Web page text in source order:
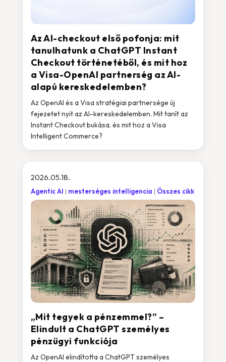
Az AI-checkout első pofonja: mit
tanulhatunk a ChatGPT Instant
Checkout történetéből, és mit hoz
a Visa-OpenAI partnerség az AI-
alapú kereskedelemben?
Az OpenAI és a Visa stratégiai partnersége új
fejezetet nyit az AI-kereskedelemben. Mit tanít az
Instant Checkout bukása, és mit hoz a Visa
Intelligent Commerce?
„Mit tegyek a pénzemmel?” –
Elindult a ChatGPT személyes
pénzügyi funkciója
2026.05.18.
Agentic AI mesterséges intelligencia Összes cikk
Az OpenAI elindította a ChatGPT személyes